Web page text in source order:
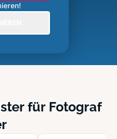
für Fotograf